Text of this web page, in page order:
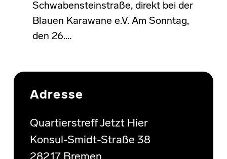
Schwabensteinstraße, direkt bei der
Blauen Karawane e.V. Am Sonntag,
den 26.…
Skip back to main navigation
Adresse
Quartierstreff Jetzt Hier
Konsul-Smidt-Straße 38